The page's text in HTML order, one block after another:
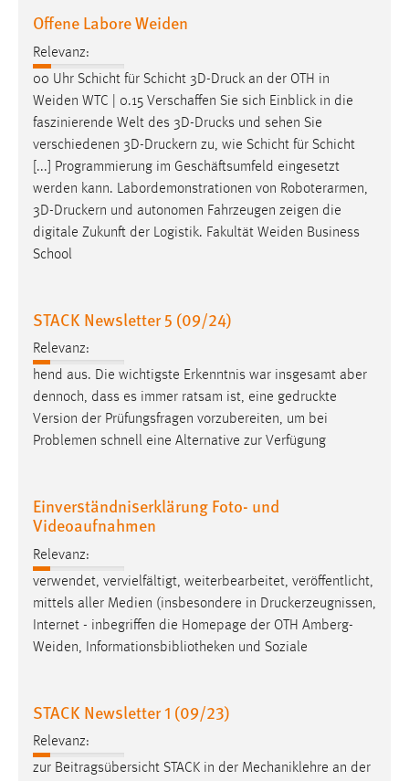
Offene Labore Weiden
Relevanz:
00 Uhr Schicht für Schicht 3D-Druck an der OTH in
Weiden WTC | 0.15 Verschaffen Sie sich Einblick in die
faszinierende Welt des 3D-Drucks und sehen Sie
verschiedenen 3D-Druckern zu, wie Schicht für Schicht
[...] Programmierung im Geschäftsumfeld eingesetzt
werden kann. Labordemonstrationen von Roboterarmen,
3D-Druckern und autonomen Fahrzeugen zeigen die
digitale Zukunft der Logistik. Fakultät Weiden Business
School
STACK Newsletter 5 (09/24)
Relevanz:
hend aus. Die wichtigste Erkenntnis war insgesamt aber
dennoch, dass es immer ratsam ist, eine gedruckte
Version der Prüfungsfragen vorzubereiten, um bei
Problemen schnell eine Alternative zur Verfügung
Einverständniserklärung Foto- und
Videoaufnahmen
Relevanz:
verwendet, vervielfältigt, weiterbearbeitet, veröffentlicht,
mittels aller Medien (insbesondere in Druckerzeugnissen,
Internet - inbegriffen die Homepage der OTH Amberg-
Weiden, Informationsbibliotheken und Soziale
STACK Newsletter 1 (09/23)
Relevanz:
zur Beitragsübersicht STACK in der Mechaniklehre an der